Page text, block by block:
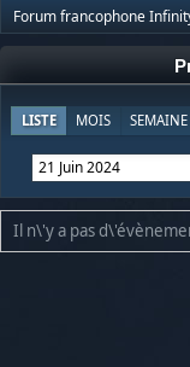
Forum francophone
LISTE MOIS SEMAINE
Il n\'y a pas